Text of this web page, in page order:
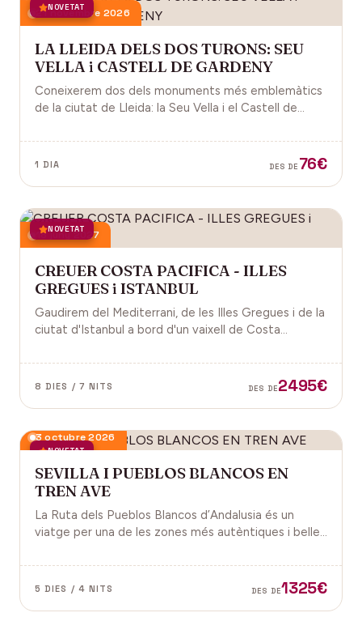
NOVETAT
21 novembre 2026
LA LLEIDA DELS DOS TURONS: SEU
VELLA i CASTELL DE GARDENY
Coneixerem dos dels monuments més emblemàtics
de la ciutat de Lleida: la Seu Vella i el Castell de
1 DIA DES DE 76€
NOVETAT
18 juny 2027
CREUER COSTA PACIFICA - ILLES
GREGUES i ISTANBUL
Gaudirem del Mediterrani, de les Illes Gregues i de la
ciutat d'Istanbul a bord d'un vaixell de Costa
8 DIES / 7 NITS DES DE2495€
NOVETAT
3 octubre 2026
SEVILLA I PUEBLOS BLANCOS EN
TREN AVE
La Ruta dels Pueblos Blancos d’Andalusia és un
viatge per una de les zones més autèntiques i belles
Cadis i Màlaga. Vens amb nosaltres?
5 DIES / 4 NITS DES DE1325€